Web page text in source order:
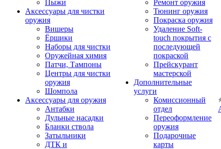
Пыжи
Аксессуары для чистки
оружия
Вишеры
Ёршики
Наборы для чистки
Оружейная химия
Патчи, Тампоны
Центры для чистки
оружия
Шомпола
Аксессуары для оружия
Антабки
Дульные насадки
Бланки ствола
Затыльники
ДТК и
Ремонт оружия
Тюнинг оружия
Покраска оружия
Удаление Soft-
touch покрытия с
последующей
покраской
Прейскурант
мастерской
Дополнительные
услуги
Комиссионный
отдел
Переоформление
оружия
Подарочные
карты